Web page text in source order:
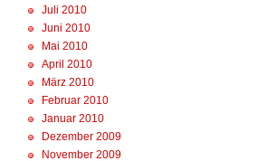
Juli 2010
Juni 2010
Mai 2010
April 2010
März 2010
Februar 2010
Januar 2010
Dezember 2009
November 2009